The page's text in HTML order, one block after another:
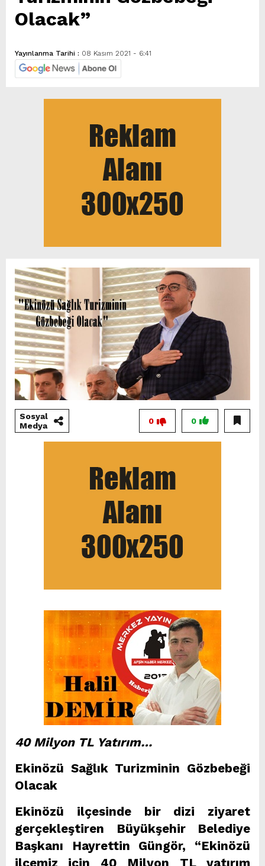
Olacak”
Yayınlanma Tarihi : 08 Kasım 2021 - 6:41
Sosyal
Medya
0
0
40 Milyon TL Yatırım…
Ekinözü Sağlık Turizminin Gözbebeği
Olacak
Ekinözü ilçesinde bir dizi ziyaret
gerçekleştiren Büyükşehir Belediye
Başkanı Hayrettin Güngör, “Ekinözü
ilçemiz için 40 Milyon TL yatırım